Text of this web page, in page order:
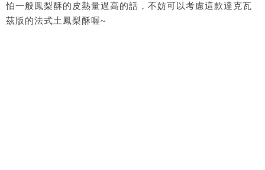
怕一般鳳梨酥的皮熱量過高的話，不妨可以考慮這款達克瓦
茲版的法式土鳳梨酥喔~